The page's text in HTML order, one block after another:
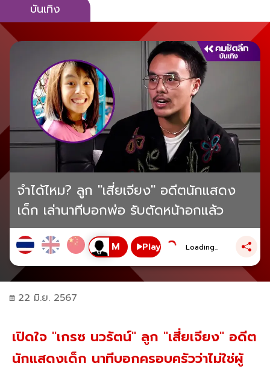
บันเทิง
จำได้ไหม? ลูก "เสี่ยเจียง" อดีตนักแสดง
เด็ก เล่านาทีบอกพ่อ รับตัดหน้าอกแล้ว
Play Loading...
22 มิ.ย. 2567
เปิดใจ "เกรซ นวรัตน์" ลูก "เสี่ยเจียง" อดีต
นักแสดงเด็ก นาทีบอกครอบครัวว่าไม่ใช่ผู้